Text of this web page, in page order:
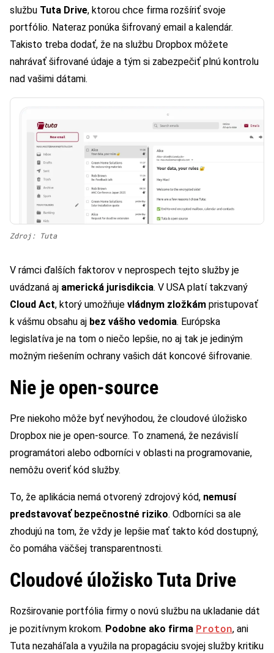
službu Tuta Drive, ktorou chce firma rozšíriť svoje
portfólio. Nateraz ponúka šifrovaný email a kalendár.
Takisto treba dodať, že na službu Dropbox môžete
nahrávať šifrované údaje a tým si zabezpečiť plnú kontrolu
nad vašimi dátami.
Zdroj: Tuta
V rámci ďalších faktorov v neprospech tejto služby je
uvádzaná aj americká jurisdikcia. V USA platí takzvaný
Cloud Act, ktorý umožňuje vládnym zložkám pristupovať
k vášmu obsahu aj bez vášho vedomia. Európska
legislatíva je na tom o niečo lepšie, no aj tak je jediným
možným riešením ochrany vašich dát koncové šifrovanie.
Nie je open-source
Pre niekoho môže byť nevýhodou, že cloudové úložisko
Dropbox nie je open-source. To znamená, že nezávislí
programátori alebo odborníci v oblasti na programovanie,
nemôžu overiť kód služby.
To, že aplikácia nemá otvorený zdrojový kód, nemusí
predstavovať bezpečnostné riziko. Odborníci sa ale
zhodujú na tom, že vždy je lepšie mať takto kód dostupný,
čo pomáha väčšej transparentnosti.
Cloudové úložisko Tuta Drive
Rozširovanie portfólia firmy o novú službu na ukladanie dát
je pozitívnym krokom. Podobne ako firma Proton, ani
Tuta nezaháľala a využila na propagáciu svojej služby kritiku